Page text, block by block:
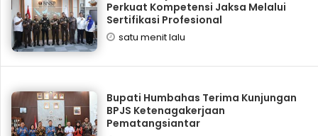
Perkuat Kompetensi Jaksa Melalui
Sertifikasi Profesional
satu menit lalu
Bupati Humbahas Terima Kunjungan
BPJS Ketenagakerjaan
Pematangsiantar